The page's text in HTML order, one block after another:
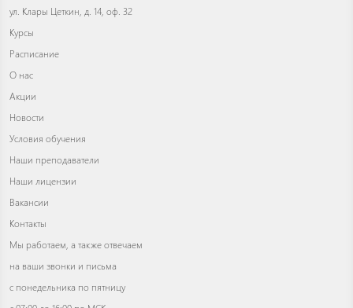
ул. Клары Цеткин, д. 14, оф. 32
Курсы
Расписание
О нас
Акции
Новости
Условия обучения
Наши преподаватели
Наши лицензии
Вакансии
Контакты
Мы работаем, а также отвечаем
на ваши звонки и письма
с понедельника по пятницу